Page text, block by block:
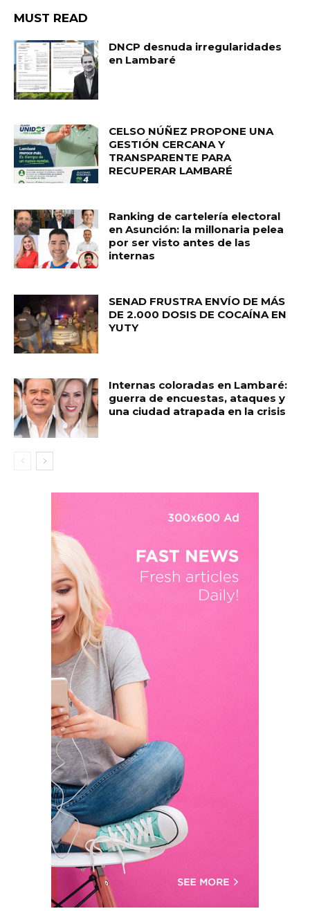
MUST READ
DNCP desnuda irregularidades
en Lambaré
CELSO NÚÑEZ PROPONE UNA
GESTIÓN CERCANA Y
TRANSPARENTE PARA
RECUPERAR LAMBARÉ
Ranking de cartelería electoral
en Asunción: la millonaria pelea
por ser visto antes de las
internas
SENAD FRUSTRA ENVÍO DE MÁS
DE 2.000 DOSIS DE COCAÍNA EN
YUTY
Internas coloradas en Lambaré:
guerra de encuestas, ataques y
una ciudad atrapada en la crisis